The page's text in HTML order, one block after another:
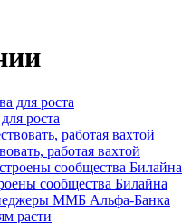
роста
работая вахтой
сообщества Билайна